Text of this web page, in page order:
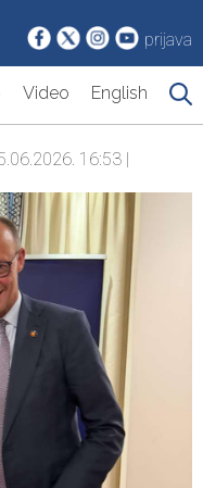
prijava
Video English
16:53 |